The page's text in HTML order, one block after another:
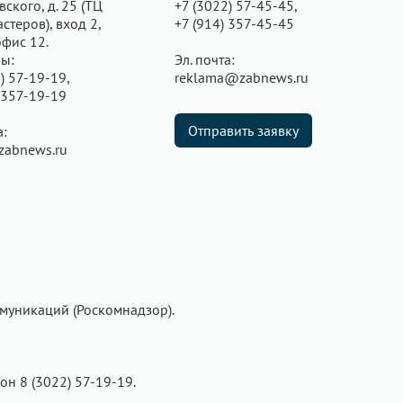
д. 25 (ТЦ
вход 2,
12.
57-19-19,
19-19
+7 (3022) 57-45-45,
+7 (914) 357-45-45
Эл. почта:
reklama@zabnews.ru
Отправить заявку
(Роскомнадзор).
8 (3022) 57-19-19.